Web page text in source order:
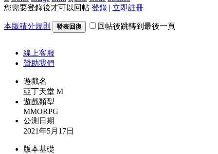
您需要登錄後才可以回帖 登錄 | 立即註冊
本版積分規則 發表回復 回帖後跳轉到最後一頁
線上客服
贊助我們
遊戲名
亞丁天堂 M
遊戲類型
MMORPG
公測日期
2021年5月17日
版本基礎